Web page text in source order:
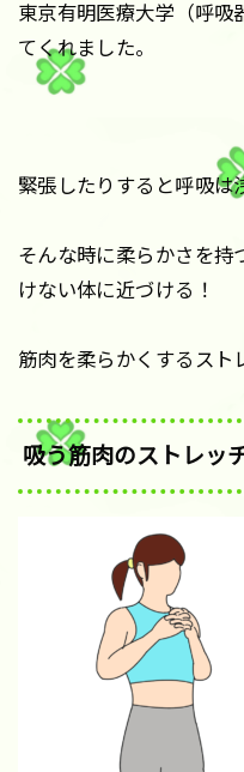
東京有明医療大学（呼吸
てくれました。
緊張したりすると呼吸は
そんな時に柔らかさを持
けない体に近づける！
筋肉を柔らかくするスト
吸う筋肉のストレッ